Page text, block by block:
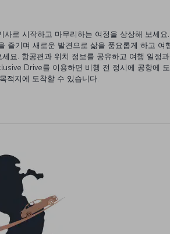
사로 시작하고 마무리하는 여정을 상상해 보세요.
즐기며 새로운 발견으로 삶을 풍요롭게 하고 여
요. 항공편과 위치 정보를 공유하고 여행 일정과
Drive를 이용하면 비행 전 정시에 공항에
적지에 도착할 수 있습니다.